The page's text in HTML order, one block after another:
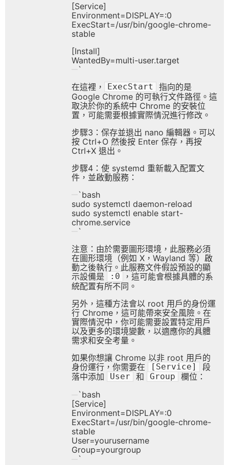
[Service]
Environment=DISPLAY=:0
ExecStart=/usr/bin/google-chrome-
stable
[Install]
WantedBy=multi-user.target
`
在這裡，
ExecStart
指向的是
Google Chrome 的可執行文件路徑。這
取決於你的系統中 Chrome 的安裝位
置，可能需要根據實際情況進行修改。
步驟3：保存並退出 nano 編輯器。可以
按 Ctrl+O 然後按 Enter 保存，再按
Ctrl+X 退出。
步驟4：使 systemd 重新載入配置文
件，並啟動服務：
`bash
sudo systemctl daemon-reload
sudo systemctl enable start-
chrome.service
`
注意：由於需要圖形環境，此服務必須
在圖形環境（例如 X，Wayland 等）啟
動之後執行。此服務文件假設預設的顯
示設備是
:0
，這可能會根據具體的系
統配置有所不同。
另外，這種方法會以 root 用戶的身份運
行 Chrome，這可能帶來安全風險。在
實際情況中，你可能需要設置特定用戶
以及更多的環境變數，以適應你的具體
需求和安全考量。
如果你想讓 Chrome 以非 root 用戶的
身份運行，你需要在
[Service]
段
落中添加
User 和 Group
欄位：
`bash
[Service]
Environment=DISPLAY=:0
ExecStart=/usr/bin/google-chrome-
stable
User=yourusername
Group=yourgroup
`